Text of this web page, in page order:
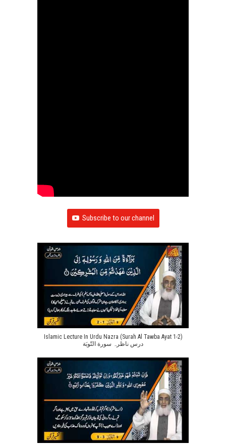
Subscribe to our channel
Islamic Lecture In Urdu Nazra (Surah Al Tawba Ayat 1-2)
درس ناظرہ سورة التّوبَة